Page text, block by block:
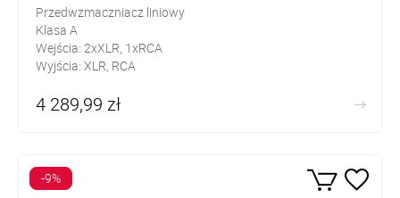
Przedwzmaczniacz liniowy
Klasa A
Wejścia: 2xXLR, 1xRCA
Wyjścia: XLR, RCA
4 289,99 zł
-9%